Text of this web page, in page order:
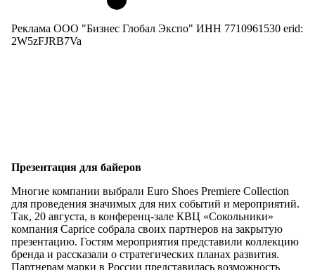
Реклама ООО "Бизнес Глобал Экспо" ИНН 7710961530 erid:
2W5zFJRB7Va
Презентация для байеров
Многие компании выбрали Euro Shoes Рremiere Collection
для проведения значимых для них событий и мероприятий.
Так, 20 августа, в конференц-зале КВЦ «Сокольники»
компания Caprice собрала своих партнеров на закрытую
презентацию. Гостям мероприятия представили коллекцию
бренда и рассказали о стратегических планах развития.
Партнерам марки в России представилась возможность